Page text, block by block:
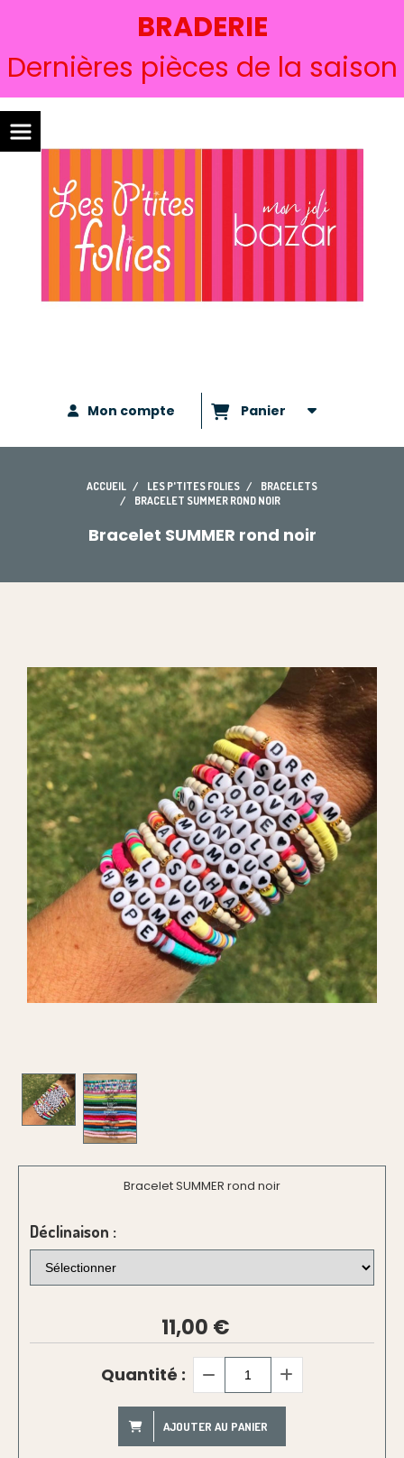
BRADERIE
Dernières pièces de la saison
Mon compte Panier
ACCUEIL LES P'TITES FOLIES
BRACELETS
BRACELET SUMMER ROND NOIR
Bracelet SUMMER rond noir
Bracelet SUMMER rond noir
Déclinaison :
11,00 €
Quantité :
AJOUTER AU PANIER